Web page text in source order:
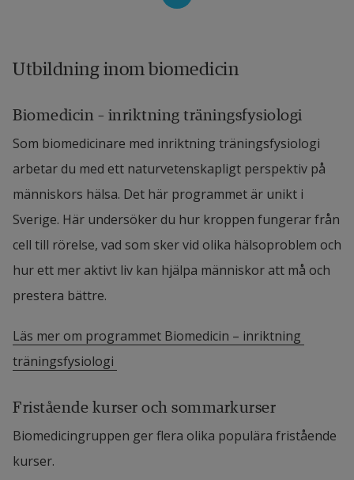
mekanismer bakom kronisk inflammation och bl a
Åsa tillhör forskarmiljön RLAS och ingår i gruppen
vid Lunds Universitet och Region Halland.
Emma Haglund, docent i biomedicin –
fysisk aktivitet och träning
Emma Haglund undervisar i anatomi, epidemiologi,
biostatistik och träning som medicin. Hennes
forskning är inom området muskuloskeletal hälsa
och ohälsa där inriktningen är smärta,
ryggsjukdom och artros och hur träning och fysisk
forskarmiljön RLAS och ingår i gruppen ExBiG, är
med i Hallands Idrottsakademi och Spenshults
artritgrupp vid Lunds universitet. Emma
Utbildning inom biomedicin
Biomedicin – inriktning träningsfysiologi
Som biomedicinare med inriktning träningsfysiologi
arbetar du med ett naturvetenskapligt perspektiv på
människors hälsa. Det här programmet är unikt i
Sverige. Här undersöker du hur kroppen fungerar från
cell till rörelse, vad som sker vid olika hälsoproblem och
hur ett mer aktivt liv kan hjälpa människor att må och
prestera bättre.
Läs mer om programmet Biomedicin – inriktning
träningsfysiologi
Fristående kurser och sommarkurser
Biomedicingruppen ger flera olika populära fristående
kurser.